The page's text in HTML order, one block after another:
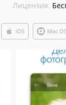
Лицензия:
iOS Mac